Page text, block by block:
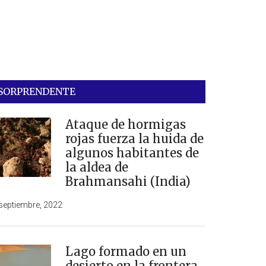
Ataque de hormigas
rojas fuerza la huida de
algunos habitantes de
la aldea de
Brahmansahi (India)
2022
Lago formado en un